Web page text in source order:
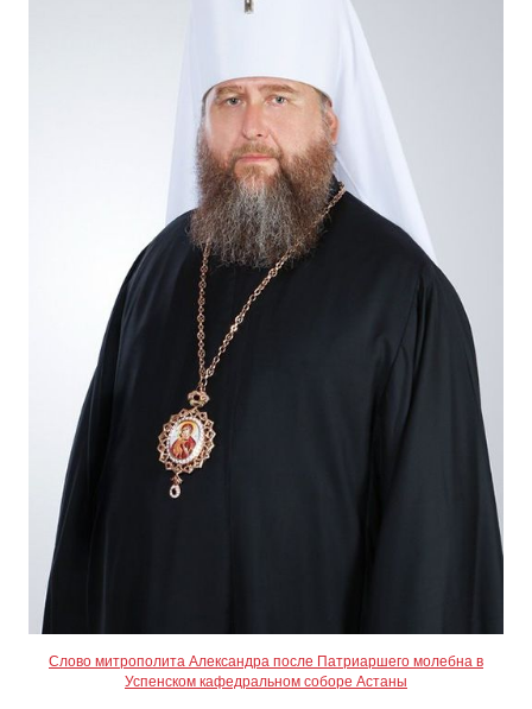
Слово митрополита Александра после Патриаршего молебна в
Успенском кафедральном соборе Астаны